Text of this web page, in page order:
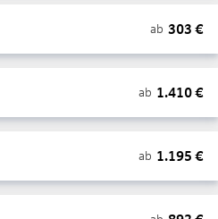
ab 303 €
ab 1.410€
ab 1.195 €